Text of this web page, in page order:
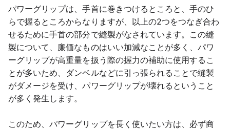
パワーグリップは、手首に巻きつけるところと、手のひ
らで握るところからなりますが、以上の2つをつなぎ合わ
せるために手首の部分で縫製がなされています。この縫
製について、廉価なものはいい加減なことが多く、パワ
ーグリップが高重量を扱う際の握力の補助に使用するこ
とが多いため、ダンベルなどに引っ張られることで縫製
がダメージを受け、パワーグリップが壊れるということ
が多く発生します。
このため、パワーグリップを長く使いたい方は、必ず商